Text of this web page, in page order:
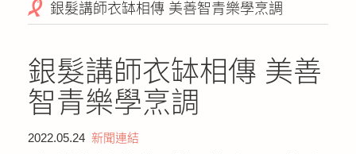
幫助美善
我要捐款
捐款徵信
銀髮講師衣缽相傳 美善智青樂學烹調
銀髮講師衣缽相傳 美善
智青樂學烹調
2022.05.24 新聞連結